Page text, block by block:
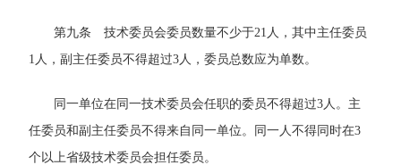
第九条 技术委员会委员数量不少于21人，其中主任委员
1人，副主任委员不得超过3人，委员总数应为单数。
同一单位在同一技术委员会任职的委员不得超过3人。主
任委员和副主任委员不得来自同一单位。同一人不得同时在3
个以上省级技术委员会担任委员。